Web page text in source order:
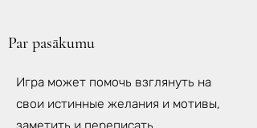
Par pasākumu
Игра может помочь взглянуть на
свои истинные желания и мотивы,